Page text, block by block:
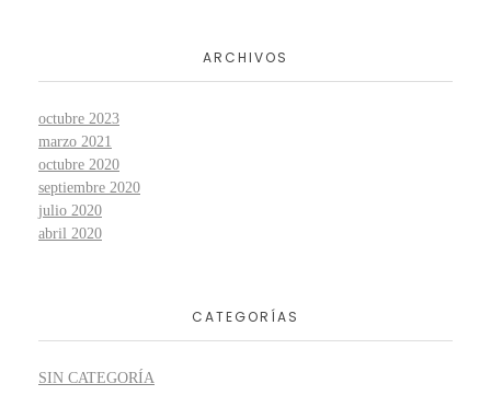
ARCHIVOS
octubre 2023
marzo 2021
octubre 2020
septiembre 2020
julio 2020
abril 2020
CATEGORÍAS
SIN CATEGORÍA